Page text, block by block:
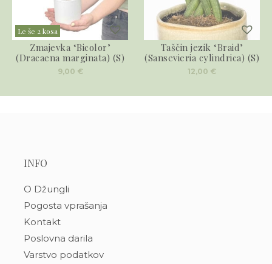
Le še 2 kosa
Zmajevka ‘Bicolor’
(Dracaena marginata) (S)
9,00 €
Taščin jezik ‘Braid’
(Sansevieria cylindrica) (S)
12,00 €
INFO
O Džungli
Pogosta vprašanja
Kontakt
Poslovna darila
Varstvo podatkov